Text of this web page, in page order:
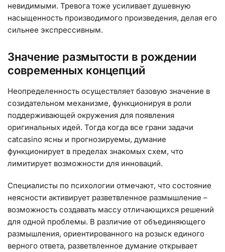
невидимыми. Тревога тоже усиливает душевную
насыщенность производимого произведения, делая его
сильнее экспрессивным.
Значение размытости в рождении
современных концепций
Неопределенность осуществляет базовую значение в
созидательном механизме, функционируя в роли
поддерживающей окружения для появления
оригинальных идей. Тогда когда все грани задачи
catcasino ясны и прогнозируемы, думание
функционирует в пределах знакомых схем, что
лимитирует возможности для инноваций.
Специалисты по психологии отмечают, что состояние
неясности активирует разветвленное размышление –
возможность создавать массу отличающихся решений
для одной проблемы. В различие от объединяющего
размышления, ориентированного на розыск единого
верного ответа, разветвленное думание открывает